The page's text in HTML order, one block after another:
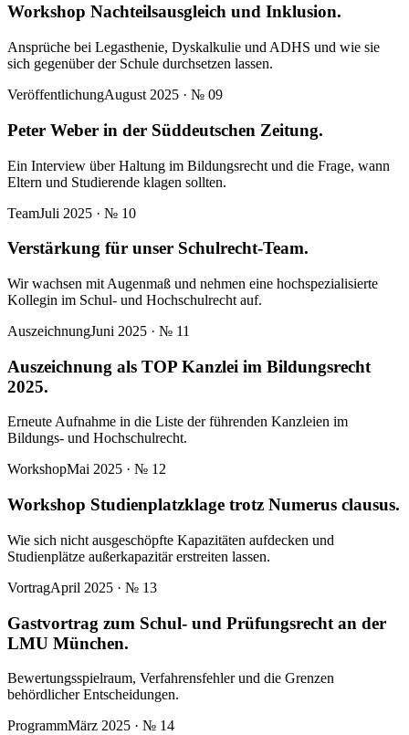
Workshop Nachteilsausgleich und Inklusion.
Ansprüche bei Legasthenie, Dyskalkulie und ADHS und wie sie
sich gegenüber der Schule durchsetzen lassen.
VeröffentlichungAugust 2025 · № 09
Peter Weber in der Süddeutschen Zeitung.
Ein Interview über Haltung im Bildungsrecht und die Frage, wann
Eltern und Studierende klagen sollten.
TeamJuli 2025 · № 10
Verstärkung für unser Schulrecht-Team.
Wir wachsen mit Augenmaß und nehmen eine hochspezialisierte
Kollegin im Schul- und Hochschulrecht auf.
AuszeichnungJuni 2025 · № 11
Auszeichnung als TOP Kanzlei im Bildungsrecht
2025.
Erneute Aufnahme in die Liste der führenden Kanzleien im
Bildungs- und Hochschulrecht.
WorkshopMai 2025 · № 12
Workshop Studienplatzklage trotz Numerus clausus.
Wie sich nicht ausgeschöpfte Kapazitäten aufdecken und
Studienplätze außerkapazitär erstreiten lassen.
VortragApril 2025 · № 13
Gastvortrag zum Schul- und Prüfungsrecht an der
LMU München.
Bewertungsspielraum, Verfahrensfehler und die Grenzen
behördlicher Entscheidungen.
ProgrammMärz 2025 · № 14